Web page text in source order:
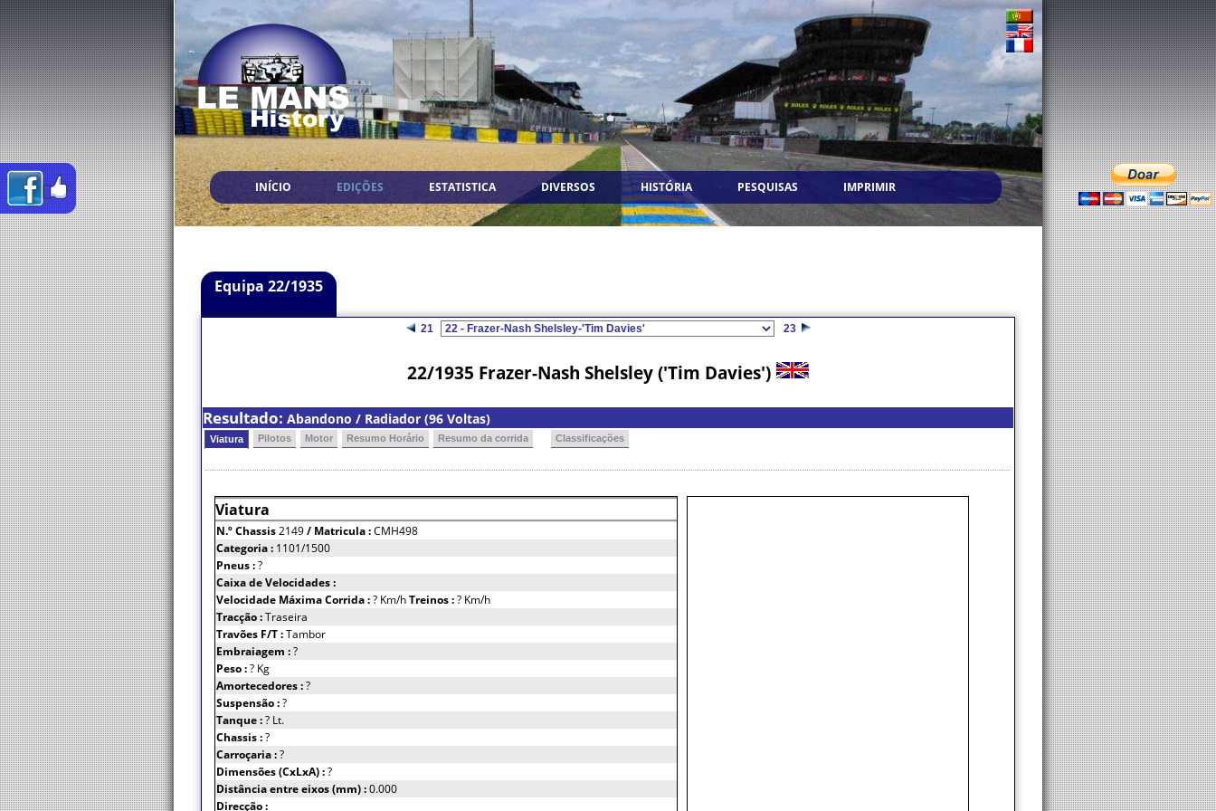
INÍCIO EDIÇÕES ESTATISTICA DIVERSOS HISTÓRIA PESQUISAS IMPRIMIR
Equipa 22/1935
21 23
22/1935 Frazer-Nash Shelsley ('Tim Davies')
Resultado: Abandono / Radiador (96 Voltas)
Viatura Pilotos Motor Resumo Horário Resumo da corrida Classificações
Viatura
N.º Chassis2149/ Matricula :CMH498
Categoria : 1101/1500
Pneus :?
Caixa de Velocidades :
Velocidade Máxima Corrida :? Km/hTreinos :? Km/h
Tracção :Traseira
Travões F/T :Tambor
Embraiagem :?
Peso :? Kg
Amortecedores :?
Suspensão :?
Tanque :? Lt.
Chassis :?
Carroçaria :?
Dimensões (CxLxA) :?
Distância entre eixos (mm) :0.000
Direcção :